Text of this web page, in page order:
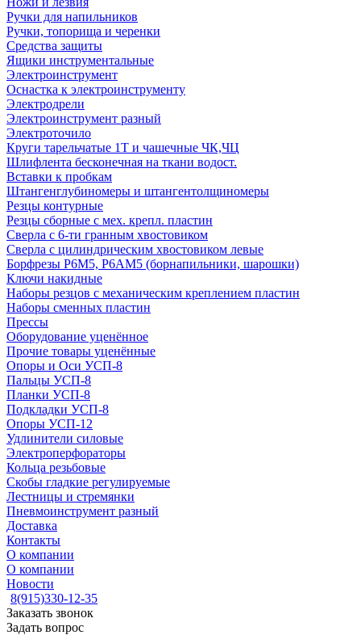
Ручки для напильников
Ручки, топорища и черенки
Средства защиты
Ящики инструментальные
Электроинструмент
Оснастка к электроинструменту
Электродрели
Электроинструмент разный
Электроточило
Круги тарельчатые 1Т и чашечные ЧК,ЧЦ
Шлифлента бесконечная на ткани водост.
Вставки к пробкам
Штангенглубиномеры и штангентолщиномеры
Резцы контурные
Резцы сборные с мех. крепл. пластин
Сверла с 6-ти гранным хвостовиком
Сверла с цилиндрическим хвостовиком левые
Борфрезы Р6М5, Р6АМ5 (борнапильники, шарошки)
Ключи накидные
Наборы резцов с механическим креплением пластин
Наборы сменных пластин
Прессы
Оборудование уценённое
Прочие товары уценённые
Опоры и Оси УСП-8
Пальцы УСП-8
Планки УСП-8
Подкладки УСП-8
Опоры УСП-12
Удлинители силовые
Электроперфораторы
Кольца резьбовые
Скобы гладкие регулируемые
Лестницы и стремянки
Пневмоинструмент разный
Доставка
Контакты
О компании
О компании
Новости
8(915)330-12-35
Заказать звонок
Задать вопрос